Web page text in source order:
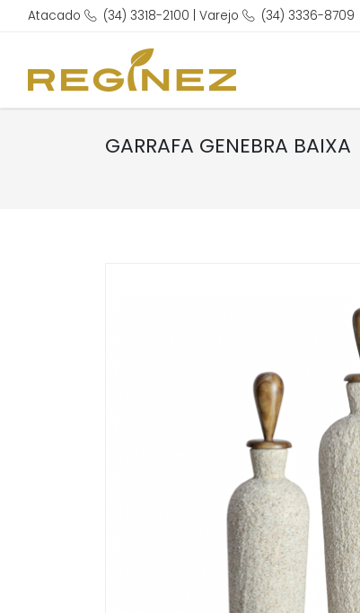
Atacado (34) 3318-2100 | Varejo (34) 3336-8709
GARRAFA GENEBRA BAIXA